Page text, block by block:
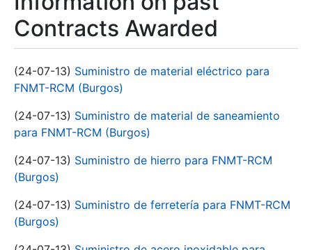
Contracts Awarded
(24-07-13) Suministro de material eléctrico para
FNMT-RCM (Burgos)
(24-07-13) Suministro de material de saneamiento
para FNMT-RCM (Burgos)
(24-07-13) Suministro de hierro para FNMT-RCM
(Burgos)
(24-07-13) Suministro de ferretería para FNMT-RCM
(Burgos)